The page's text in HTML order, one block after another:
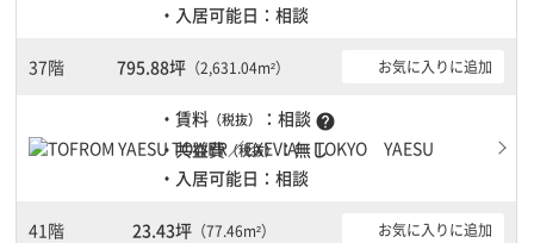
・入居可能日：相談
37階 795.88坪 （2,631.04m²） お気に入りに追加
・賃料 （税抜） ：相談 help
・共益費（税抜）：無し
・入居可能日：相談
41階 23.43坪（77.46m²） お気に入りに追加